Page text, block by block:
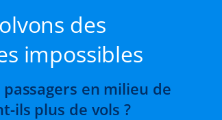
des
impossibles
en milieu de
ils plus de vols ?